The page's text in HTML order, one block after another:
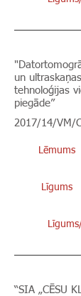
un
tehnoloģijas
piegāde”
2017/14/VM/
Lēmums
Līgums
“SIA „CĒSU